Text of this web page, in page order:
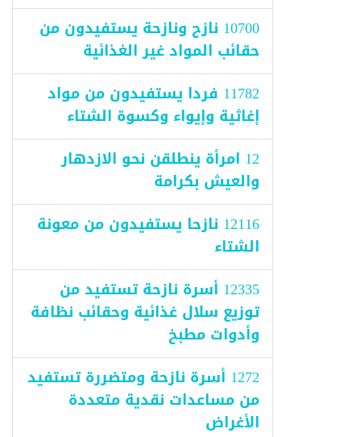
10700 نازح ونازحة يستفيدون من
حقائب المواد غير الغذائية
11782 فردا يستفيدون من مواد
إغاثية وإيواء وكسوة الشتاء
12 امرأة ينطلقن نحو الازدهار
والعيش بكرامة
12116 نازحا يستفيدون من معونة
الشتاء
12335 أسرة نازحة تستفيد من
توزيع سلال غذائية وحقائب نظافة
وأدوات مطبخ
1272 أسرة نازحة ومتضررة تستفيد
من مساعدات نقدية متعددة
الأغراض